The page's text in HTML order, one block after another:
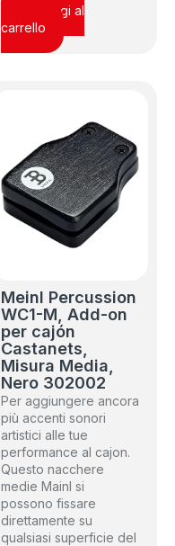
Aggiungi al
carrello
Meinl Percussion
WC1-M, Add-on
per cajón
Castanets,
Misura Media,
Nero 302002
Per aggiungere ancora
più accenti sonori
artistici alle tue
performance al cajon.
Questo nacchere
medie Mainl si
possono fissare
direttamente su
qualsiasi superficie del